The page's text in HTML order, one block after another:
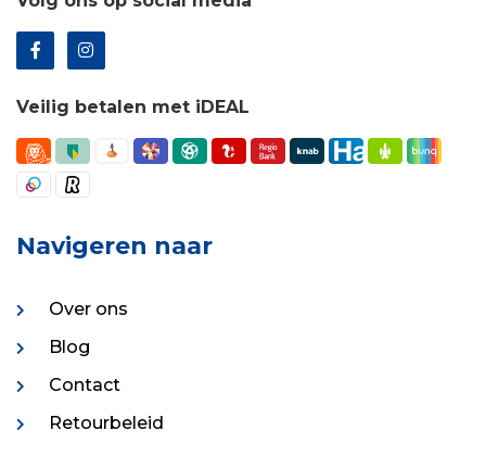
Veilig betalen met iDEAL
Navigeren naar
Over ons
Blog
Contact
Retourbeleid